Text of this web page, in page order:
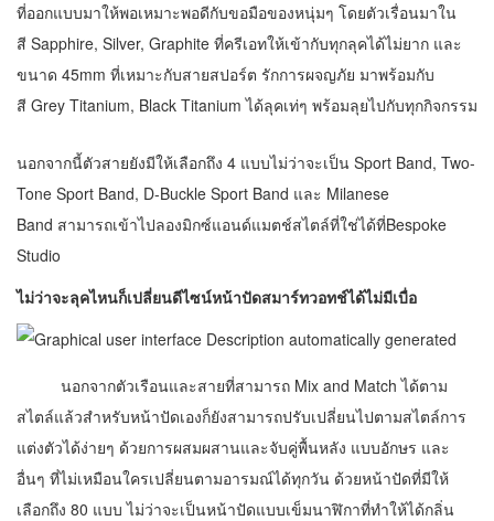
ที่ออกแบบมาให้พอเหมาะพอดีกับขอมือของหนุ่มๆ โดยตัวเรื่อนมาใน
สี Sapphire, Silver, Graphite ที่ครีเอทให้เข้ากับทุกลุคได้ไม่ยาก และ
ขนาด 45mm ที่เหมาะกับสายสปอร์ต รักการผจญภัย มาพร้อมกับ
สี Grey Titanium, Black Titanium ได้ลุคเท่ๆ พร้อมลุยไปกับทุกกิจกรรม
นอกจากนี้ตัวสายยังมีให้เลือกถึง 4 แบบไม่ว่าจะเป็น Sport Band, Two-
Tone Sport Band, D-Buckle Sport Band และ Milanese
Band สามารถเข้าไปลองมิกซ์แอนด์แมตช์สไตล์ที่ใช่ได้ที่Bespoke
Studio
ไม่ว่าจะลุคไหนก็เปลี่ยนดีไซน์หน้าปัดสมาร์ทวอทช์ได้ไม่มีเบื่อ
นอกจากตัวเรือนและสายที่สามารถ Mix and Match ได้ตาม
สไตล์แล้วสำหรับหน้าปัดเองก็ยังสามารถปรับเปลี่ยนไปตามสไตล์การ
แต่งตัวได้ง่ายๆ ด้วยการผสมผสานและจับคู่พื้นหลัง แบบอักษร และ
อื่นๆ ที่ไม่เหมือนใครเปลี่ยนตามอารมณ์ได้ทุกวัน ด้วยหน้าปัดที่มีให้
เลือกถึง 80 แบบ ไม่ว่าจะเป็นหน้าปัดแบบเข็มนาฬิกาที่ทำให้ได้กลิ่น